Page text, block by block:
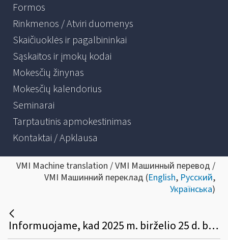
Formos
Rinkmenos / Atviri duomenys
Skaičiuoklės ir pagalbininkai
Sąskaitos ir įmokų kodai
Mokesčių žinynas
Mokesčių kalendorius
Seminarai
Tarptautinis apmokestinimas
Kontaktai / Apklausa
VMI Machine translation / VMI Машинный перевод /
VMI Машинний переклад (English, Русский,
Українська)
Informuojame, kad 2025 m. birželio 25 d. buvo priimtas Lietuvos Respublikos PVM įstatymo pakeitimo įstatymas